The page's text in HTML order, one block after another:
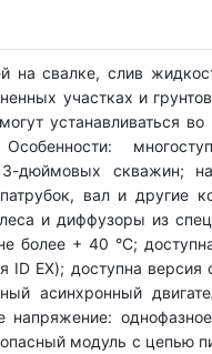
на свалке, слив
участках и
устанавливаться
дюймовых скважин;
вал и другие
и диффузоры из
более + 40 °C;
ID EX); доступна
асинхронный
модуль с цепью